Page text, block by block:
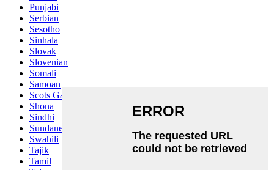
Punjabi
Serbian
Sesotho
Sinhala
Slovak
Slovenian
Somali
Samoan
Scots Gaelic
Shona
Sindhi
Sundanese
Swahili
Tajik
Tamil